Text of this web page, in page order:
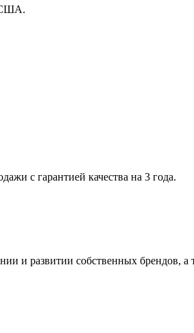
США.
с гарантией качества на 3 года.
и развитии собственных брендов, а